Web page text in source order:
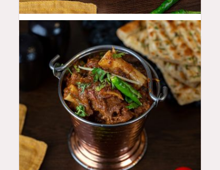
QAR 46